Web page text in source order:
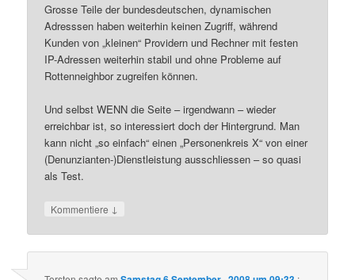
Grosse Teile der bundesdeutschen, dynamischen
Adresssen haben weiterhin keinen Zugriff, während
Kunden von „kleinen“ Providern und Rechner mit festen
IP-Adressen weiterhin stabil und ohne Probleme auf
Rottenneighbor zugreifen können.
Und selbst WENN die Seite – irgendwann – wieder
erreichbar ist, so interessiert doch der Hintergrund. Man
kann nicht „so einfach“ einen „Personenkreis X“ von einer
(Denunzianten-)Dienstleistung ausschliessen – so quasi
als Test.
Kommentiere ↓